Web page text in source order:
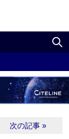
次の記事 »